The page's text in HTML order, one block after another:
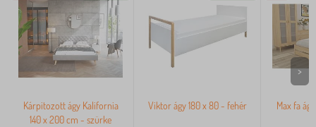
Kárpitozott ágy Kalifornia
140 x 200 cm - szürke
Viktor ágy 180 x 80 - fehér
Max fa
>